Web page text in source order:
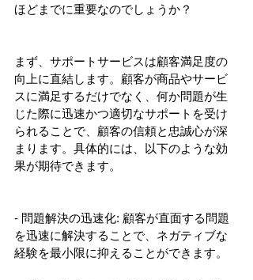
ほどまでに重要なのでしょうか？
まず、サポートサービスは顧客満足度の
向上に直結します。顧客が商品やサービ
スに満足するだけでなく、何か問題が生
じた際に迅速かつ適切なサポートを受け
られることで、顧客の信頼と忠誠心が深
まります。具体的には、以下のような効
果が期待できます。
- 問題解決の迅速化: 顧客が直面する問題
を迅速に解決することで、ネガティブな
経験を最小限に抑えることができます。